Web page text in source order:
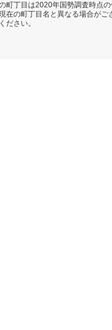
町丁目は2020年国勢調査時点
在の町丁目名と異なる場合がご
ださい。